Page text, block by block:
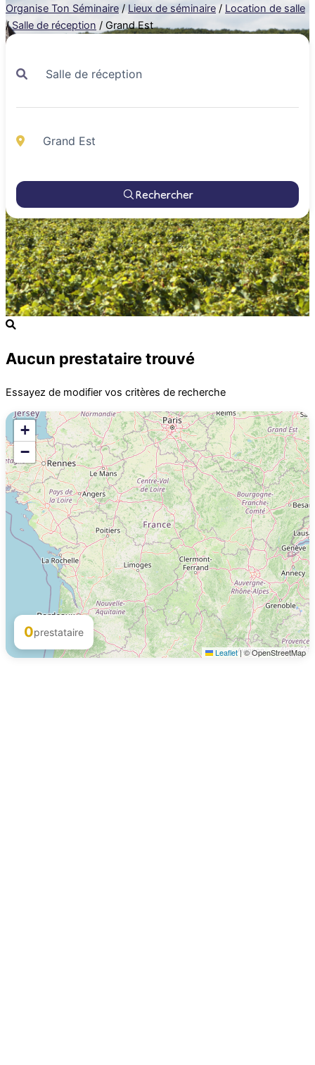
Organise Ton Séminaire / Lieux de séminaire / Location de salle
/ Salle de réception / Grand Est
Rechercher
Aucun prestataire trouvé
Essayez de modifier vos critères de recherche
+
−
Leaflet|© OpenStreetMap
0prestataire